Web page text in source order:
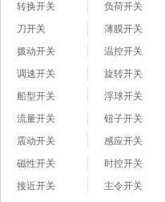
转换开关
负荷开关
刀开关
薄膜开关
拨动开关
温控开关
调速开关
旋转开关
船型开关
浮球开关
流量开关
钮子开关
震动开关
感应开关
磁性开关
时控开关
接近开关
主令开关